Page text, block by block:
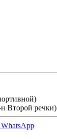
Второй речки)
WhatsApp